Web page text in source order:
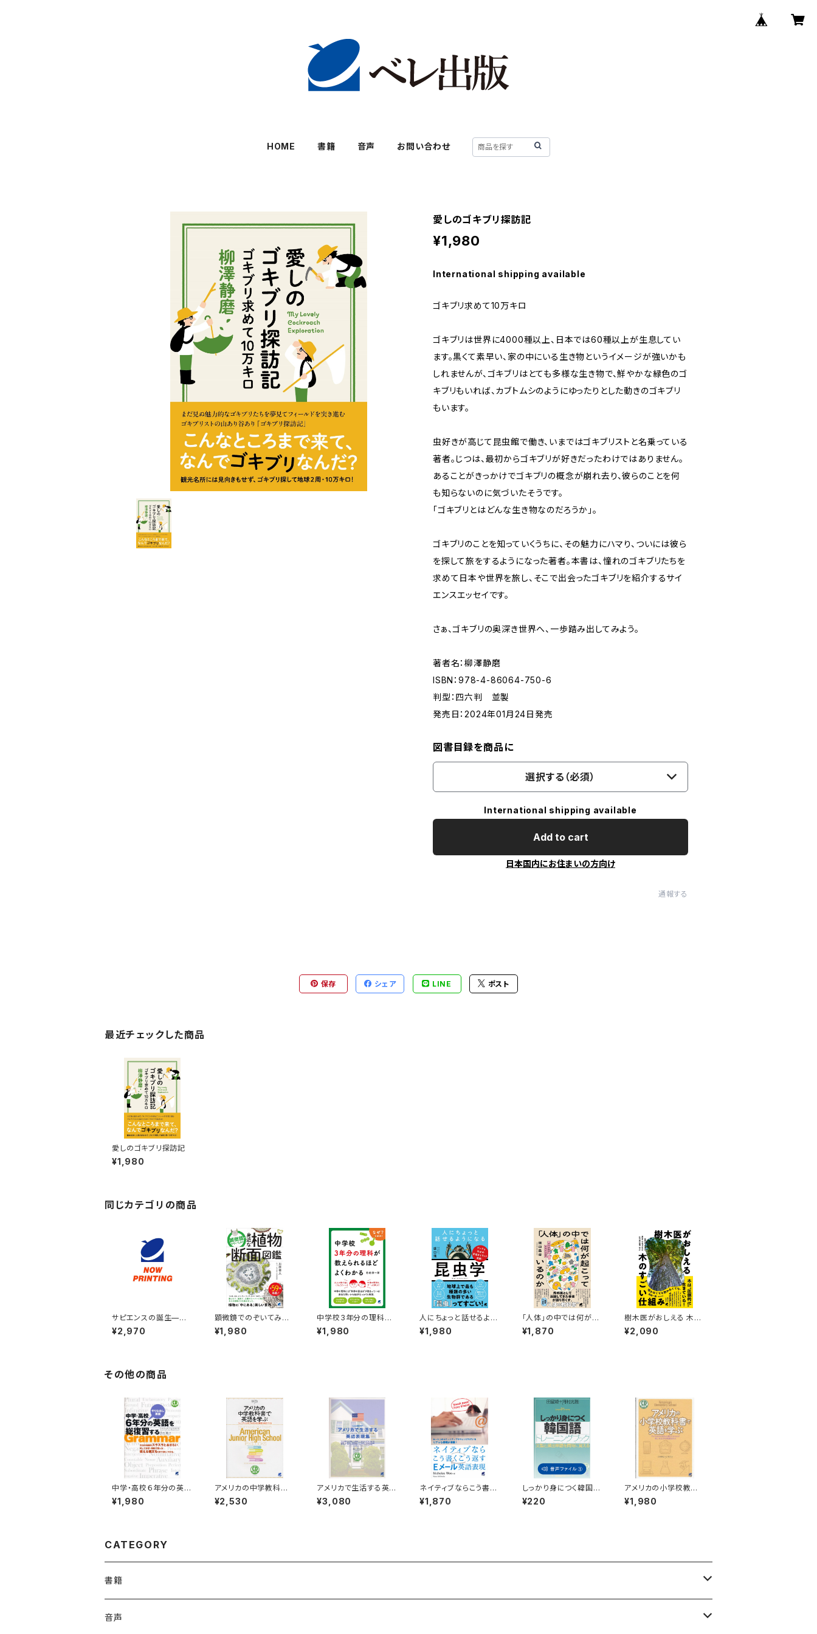
HOME 書籍 音声 お問い合わせ
愛しのゴキブリ探訪記
¥1,980
International shipping available
ゴキブリ求めて10万キロ
ゴキブリは世界に4000種以上、日本では60種以上が生息してい
ます。黒くて素早い、家の中にいる生き物というイメージが強いかも
しれませんが、ゴキブリはとても多様な生き物で、鮮やかな緑色のゴ
キブリもいれば、カブトムシのようにゆったりとした動きのゴキブリ
もいます。
虫好きが高じて昆虫館で働き、いまではゴキブリストと名乗っている
著者。じつは、最初からゴキブリが好きだったわけではありません。
あることがきっかけでゴキブリの概念が崩れ去り、彼らのことを何
も知らないのに気づいたそうです。
「ゴキブリとはどんな生き物なのだろうか」。
ゴキブリのことを知っていくうちに、その魅力にハマり、ついには彼ら
を探して旅をするようになった著者。本書は、憧れのゴキブリたちを
求めて日本や世界を旅し、そこで出会ったゴキブリを紹介するサイ
エンスエッセイです。
さぁ、ゴキブリの奥深き世界へ、一歩踏み出してみよう。
著者名：柳澤静磨
ISBN：978-4-86064-750-6
判型：四六判 並製
発売日：2024年01月24日発売
図書目録を商品に
選択する（必須）
International shipping available
Add to cart
日本国内にお住まいの方向け
通報する
保存 シェア LINE ポスト
最近チェックした商品
愛しのゴキブリ探訪記
¥1,980
同じカテゴリの商品
サピエンスの誕生—宇
宙・地球・生命の138億
年史
¥2,970
顕微鏡でのぞいてみた
身近な植物断面図鑑
¥1,980
中学校3年分の理科が
教えられるほどよくわか
る
¥1,980
人にちょっと話せるよう
になる「昆虫学」
¥1,980
「人体」の中では何が起
こっているのか
¥1,870
樹木医がおしえる 木の
すごい仕組み
¥2,090
その他の商品
中学・高校６年分の英語
を総復習する CD BO
OK
¥1,980
アメリカの中学教科書
で英語を学ぶ CD BO
OK
¥2,530
アメリカで生活する英語
表現集 CD BOOK
¥3,080
ネイティブならこう書く
こう返すEメール英語表
現
¥1,870
しっかり身につく韓国
語 トレーニングブッ
ク 付属音声1
¥220
アメリカの小学校教科
書で英語を学ぶ CD B
OOK
¥1,980
CATEGORY
書籍
英語
音声